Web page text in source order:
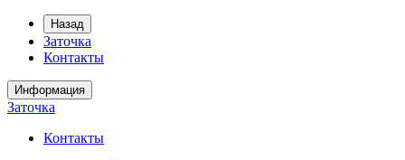
Назад
Заточка
Контакты
Информация
Заточка
Контакты